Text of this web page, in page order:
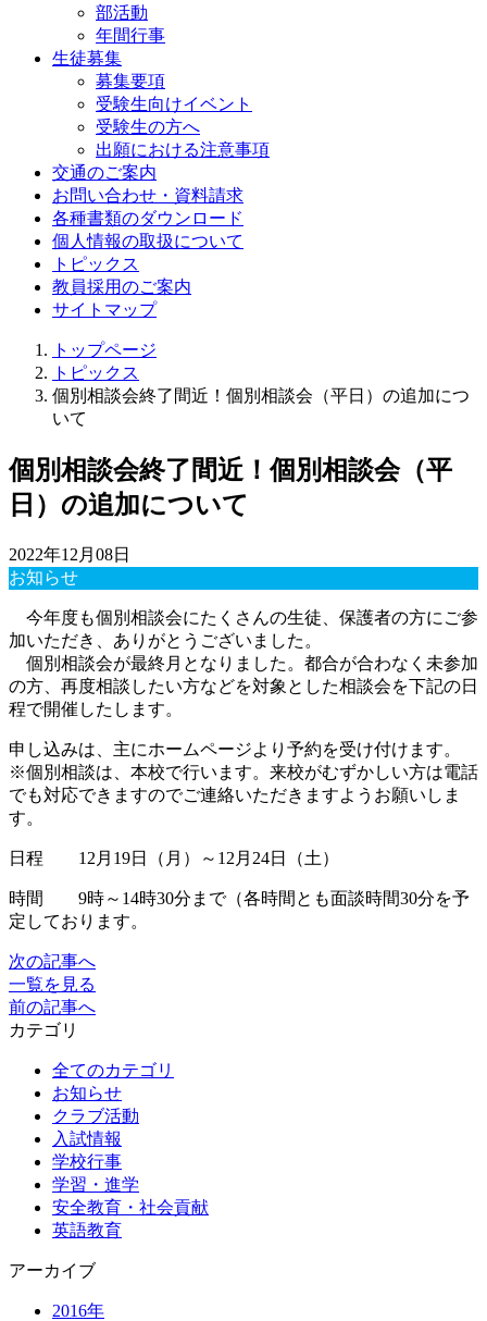
部活動
年間行事
生徒募集
募集要項
受験生向けイベント
受験生の方へ
出願における注意事項
交通のご案内
お問い合わせ・資料請求
各種書類のダウンロード
個人情報の取扱について
トピックス
教員採用のご案内
サイトマップ
トップページ
トピックス
個別相談会終了間近！個別相談会（平日）の追加につ
いて
個別相談会終了間近！個別相談会（平
日）の追加について
2022年12月08日
お知らせ
今年度も個別相談会にたくさんの生徒、保護者の方にご参
加いただき、ありがとうございました。
個別相談会が最終月となりました。都合が合わなく未参加
の方、再度相談したい方などを対象とした相談会を下記の日
程で開催したします。
申し込みは、主にホームページより予約を受け付けます。
※個別相談は、本校で行います。来校がむずかしい方は電話
でも対応できますのでご連絡いただきますようお願いしま
す。
日程 12月19日（月）～12月24日（土）
時間 9時～14時30分まで（各時間とも面談時間30分を予
定しております。
次の記事へ
一覧を見る
前の記事へ
カテゴリ
全てのカテゴリ
お知らせ
クラブ活動
入試情報
学校行事
学習・進学
安全教育・社会貢献
英語教育
アーカイブ
2016年